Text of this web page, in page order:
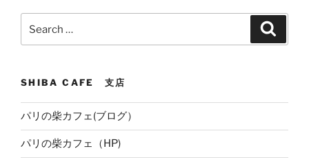
for:
SHIBA CAFE 支店
パリの柴カフェ(ブログ）
パリの柴カフェ（HP)